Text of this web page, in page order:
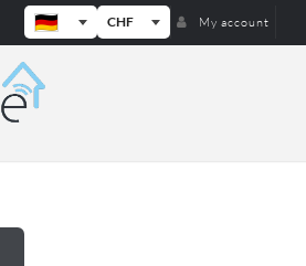
CHF My account
Weble — Industrielle IoT-Gateways